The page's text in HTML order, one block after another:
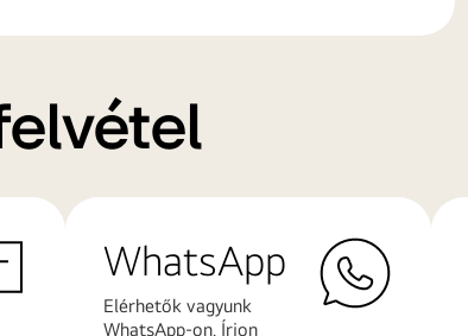
WhatsApp
Elérhetők vagyunk
WhatsApp-on. Írjon